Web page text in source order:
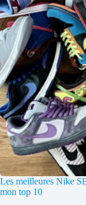
Les meilleures Nike
mon top 10